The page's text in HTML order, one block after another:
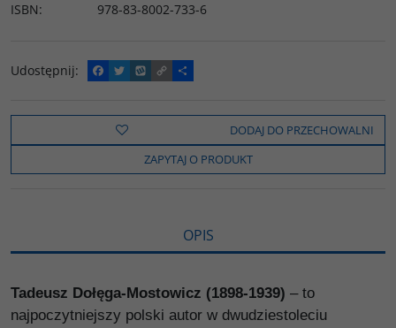
ISBN: 978-83-8002-733-6
Udostępnij:
F
a
e
o
k
T
w
t
t
e
W
y
o
C
o
y
i
n
k
P
o
z
e
l
s
DODAJ DO PRZECHOWALNI
ZAPYTAJ O PRODUKT
OPIS
Tadeusz Dołęga-Mostowicz (1898-1939) – to
najpoczytniejszy polski autor w dwudziestoleciu